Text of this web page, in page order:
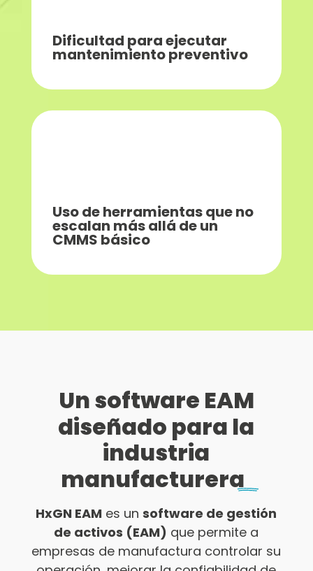
Dificultad para ejecutar
mantenimiento preventivo
Uso de herramientas que no
escalan más allá de un
CMMS básico
Un software EAM
diseñado para la
industria
manufacturera
HxGN EAM es unsoftware de gestión
de activos (EAM) que permite a
empresas de manufactura controlar su